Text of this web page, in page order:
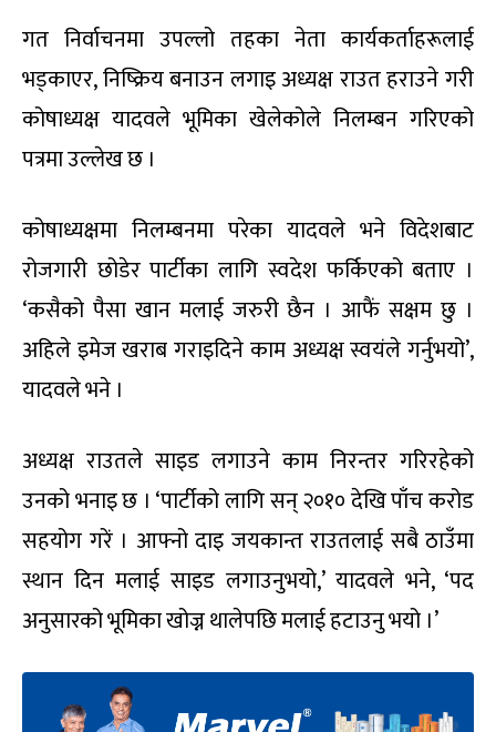
गत निर्वाचनमा उपल्लो तहका नेता कार्यकर्ताहरूलाई
भड्काएर, निष्क्रिय बनाउन लगाइ अध्यक्ष राउत हराउने गरी
कोषाध्यक्ष यादवले भूमिका खेलेकोले निलम्बन गरिएको
पत्रमा उल्लेख छ ।
कोषाध्यक्षमा निलम्बनमा परेका यादवले भने विदेशबाट
रोजगारी छोडेर पार्टीका लागि स्वदेश फर्किएको बताए ।
‘कसैको पैसा खान मलाई जरुरी छैन । आफैं सक्षम छु ।
अहिले इमेज खराब गराइदिने काम अध्यक्ष स्वयंले गर्नुभयो’,
यादवले भने ।
अध्यक्ष राउतले साइड लगाउने काम निरन्तर गरिरहेको
उनको भनाइ छ । ‘पार्टीको लागि सन् २०१० देखि पाँच करोड
सहयोग गरें । आफ्नो दाइ जयकान्त राउतलाई सबै ठाउँमा
स्थान दिन मलाई साइड लगाउनुभयो,’ यादवले भने, ‘पद
अनुसारको भूमिका खोज्न थालेपछि मलाई हटाउनु भयो ।’